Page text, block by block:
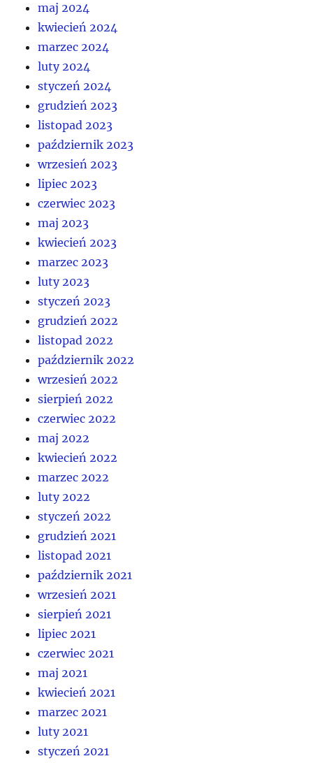
maj 2024
kwiecień 2024
marzec 2024
luty 2024
styczeń 2024
grudzień 2023
listopad 2023
październik 2023
wrzesień 2023
lipiec 2023
czerwiec 2023
maj 2023
kwiecień 2023
marzec 2023
luty 2023
styczeń 2023
grudzień 2022
listopad 2022
październik 2022
wrzesień 2022
sierpień 2022
czerwiec 2022
maj 2022
kwiecień 2022
marzec 2022
luty 2022
styczeń 2022
grudzień 2021
listopad 2021
październik 2021
wrzesień 2021
sierpień 2021
lipiec 2021
czerwiec 2021
maj 2021
kwiecień 2021
marzec 2021
luty 2021
styczeń 2021